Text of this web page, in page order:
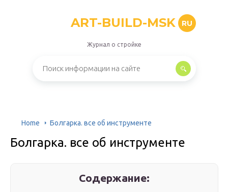
ART-BUILD-MSK RU
Журнал о стройке
Home Болгарка. все об инструменте
Болгарка. все об инструменте
Содержание: